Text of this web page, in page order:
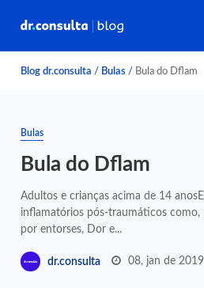
Blog dr.consulta / Bulas / Bula do Dflam
Bulas
Bula do Dflam
Adultos e crianças acima de 14
inflamatórios pós-traumáticos como,
por entorses, Dor e...
dr.consulta 08, jan de 2019